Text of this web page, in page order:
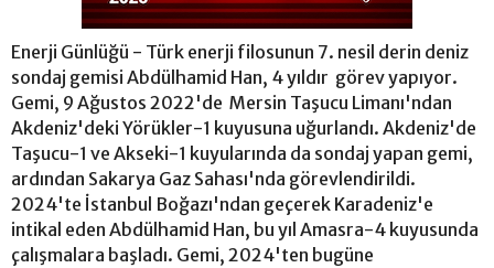
Enerji Günlüğü - Türk enerji filosunun 7. nesil derin deniz
sondaj gemisi Abdülhamid Han, 4 yıldır görev yapıyor.
Gemi, 9 Ağustos 2022'de Mersin Taşucu Limanı'ndan
Akdeniz'deki Yörükler-1 kuyusuna uğurlandı. Akdeniz'de
Taşucu-1 ve Akseki-1 kuyularında da sondaj yapan gemi,
ardından Sakarya Gaz Sahası'nda görevlendirildi.
2024'te İstanbul Boğazı'ndan geçerek Karadeniz'e
intikal eden Abdülhamid Han, bu yıl Amasra-4 kuyusunda
çalışmalara başladı. Gemi, 2024'ten bugüne